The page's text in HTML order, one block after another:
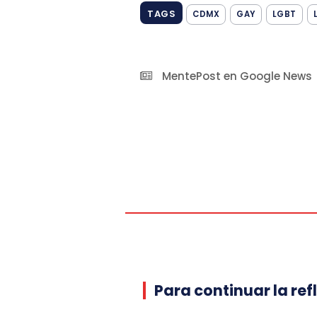
TAGS CDMX GAY LGBT
MentePost en Google News
Para continuar la